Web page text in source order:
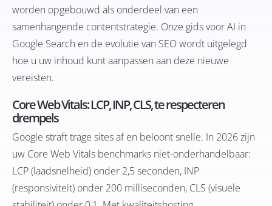
worden opgebouwd als onderdeel van een
samenhangende contentstrategie. Onze gids voorAI in
Google Search en de evolutie van SEOwordt uitgelegd
hoe u uw inhoud kunt aanpassen aan deze nieuwe
vereisten.
Core Web Vitals: LCP, INP, CLS, te respecteren
drempels
Google straft trage sites af en beloont snelle. In 2026 zijn
uw Core Web Vitals benchmarks niet-onderhandelbaar:
LCP (laadsnelheid) onder 2,5 seconden, INP
(responsiviteit) onder 200 milliseconden, CLS (visuele